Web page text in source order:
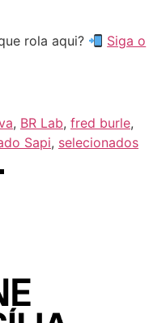
rola aqui?
Siga o
, BR Lab, fred burle,
Sapi, selecionados